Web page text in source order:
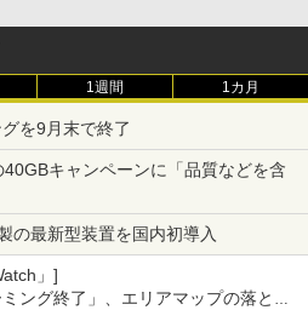
1週間 1カ月
を9月末で終了
キャンペーンに「品質などを含
の最新型装置を国内初導入
」]
ング終了」、エリアマップの落とし